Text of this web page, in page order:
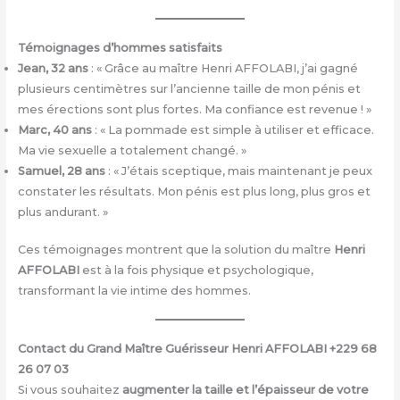
Témoignages d’hommes satisfaits
Jean, 32 ans: « Grâce au maître Henri AFFOLABI, j’ai gagné
plusieurs centimètres sur l’ancienne taille de mon pénis et
mes érections sont plus fortes. Ma confiance est revenue ! »
Marc, 40 ans: « La pommade est simple à utiliser et efficace.
Ma vie sexuelle a totalement changé. »
Samuel, 28 ans: « J’étais sceptique, mais maintenant je peux
constater les résultats. Mon pénis est plus long, plus gros et
plus andurant. »
Ces témoignages montrent que la solution du maître Henri
AFFOLABIest à la fois physique et psychologique,
transformant la vie intime des hommes.
Contact du Grand Maître Guérisseur Henri AFFOLABI +229 68
26 07 03
Si vous souhaitez augmenter la taille et l’épaisseur de votre